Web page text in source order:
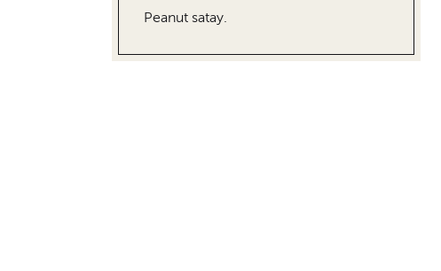
Peanut satay.